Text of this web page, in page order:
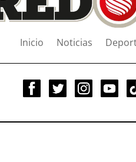
Inicio Noticias